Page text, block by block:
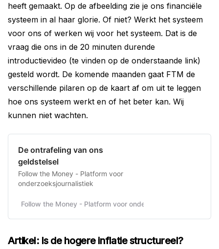
heeft gemaakt. Op de afbeelding zie je ons financiële
systeem in al haar glorie. Of niet? Werkt het systeem
voor ons of werken wij voor het systeem. Dat is de
vraag die ons in de 20 minuten durende
introductievideo (te vinden op de onderstaande link)
gesteld wordt. De komende maanden gaat FTM de
verschillende pilaren op de kaart af om uit te leggen
hoe ons systeem werkt en of het beter kan. Wij
kunnen niet wachten.
De ontrafeling van ons
geldstelsel
Follow the Money - Platform voor
onderzoeksjournalistiek
Follow the Money - Platform voor onderzoeksjournalistiek
Artikel: Is de hogere inflatie structureel?